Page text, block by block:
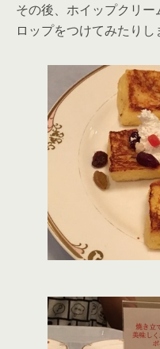
その後、ホイップクリ
ロップをつけてみたりし